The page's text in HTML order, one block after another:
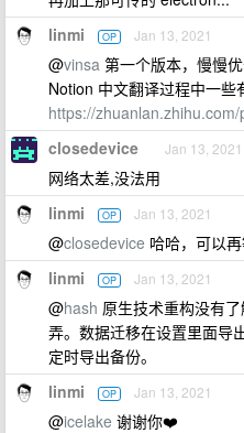
linmi OP Jan 13, 2021
@vinsa 第一个版本，慢慢
Notion 中文翻译过程中一些
https://
closedevice Jan 13, 2021
网络太差,没法用
linmi OP Jan 13, 2021
@closedevice 哈哈，可以再
linmi OP Jan 13, 2021
@hash 原生技术重构没有
弄。数据迁移在设置里面导
定时导出备份。
linmi OP Jan 13, 2021
@icelake 谢谢你❤️️